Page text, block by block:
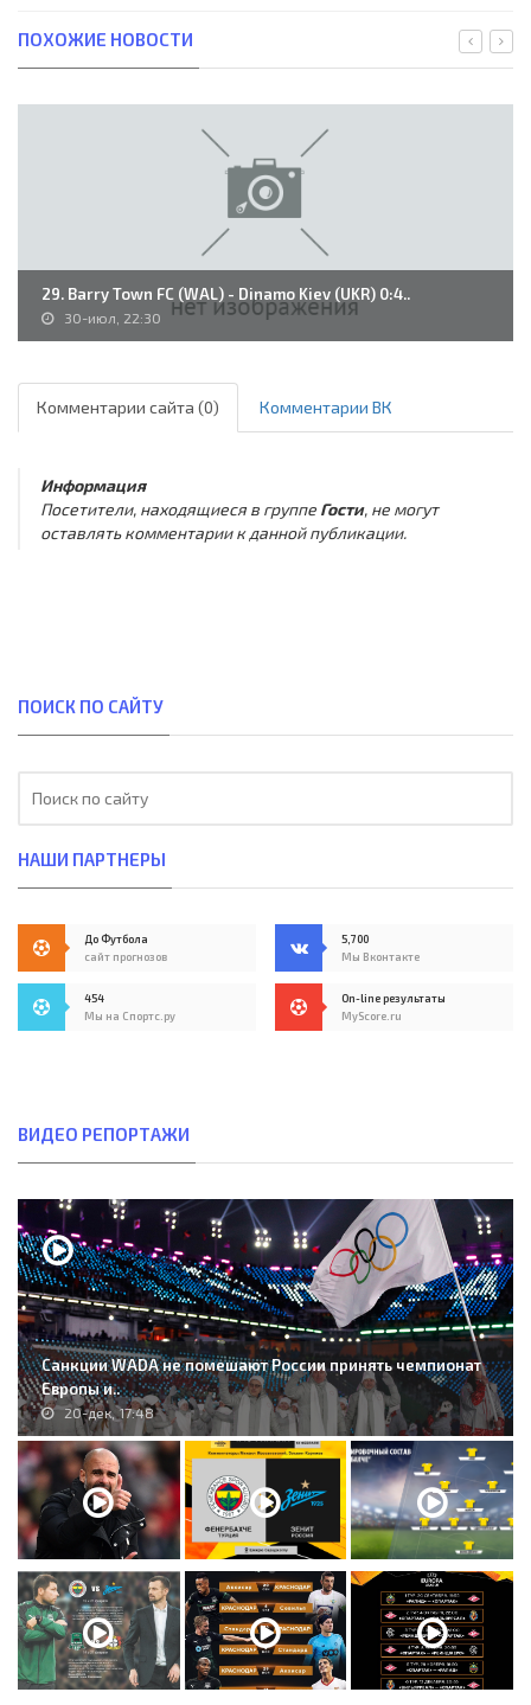
ПОХОЖИЕ НОВОСТИ
29. Barry Town FC (WAL) - Dinamo Kiev (UKR) 0:4..
30-июл, 22:30
Комментарии сайта (0) Комментарии ВК
Информация
Посетители, находящиеся в группе Гости, не могут
оставлять комментарии к данной публикации.
ПОИСК ПО САЙТУ
НАШИ ПАРТНЕРЫ
До Футбола
сайт прогнозов
5,700
Мы Вконтакте
454
Мы на Спортс.ру
On-line результаты
MyScore.ru
ВИДЕО РЕПОРТАЖИ
Санкции WADA не помешают России принять чемпионат
Европы и..
20-дек, 17:48